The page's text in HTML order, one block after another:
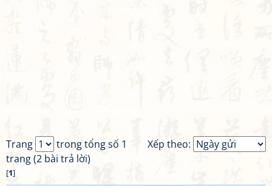
Xếp theo:
Trang
trong tổng số 1
trang (2 bài trả lời)
[1]